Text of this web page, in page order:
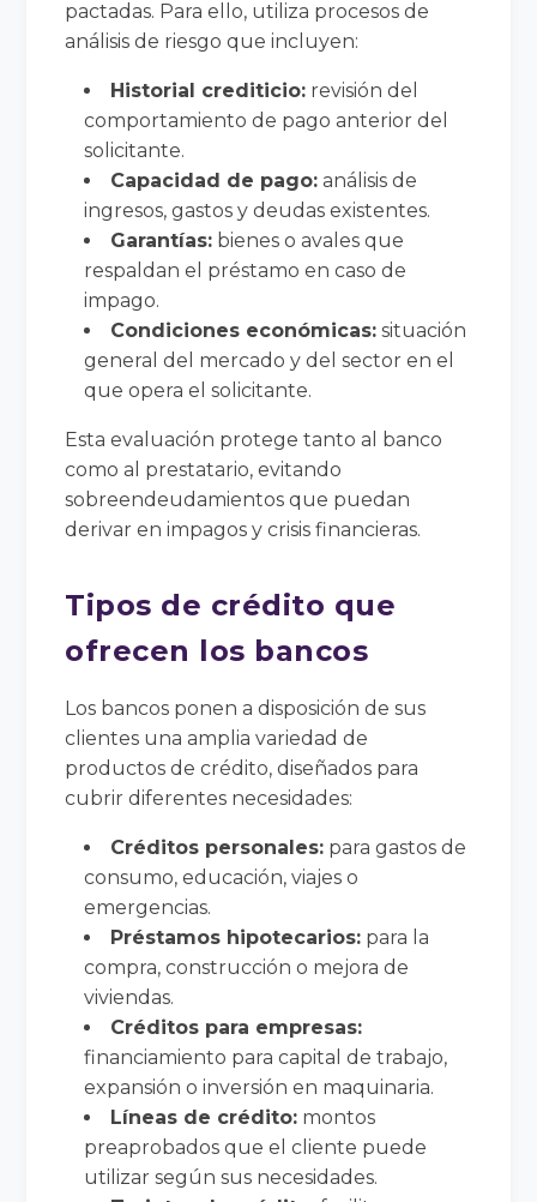
pactadas. Para ello, utiliza procesos de
análisis de riesgo que incluyen:
Historial crediticio: revisión del
comportamiento de pago anterior del
solicitante.
Capacidad de pago: análisis de
ingresos, gastos y deudas existentes.
Garantías: bienes o avales que
respaldan el préstamo en caso de
impago.
Condiciones económicas: situación
general del mercado y del sector en el
que opera el solicitante.
Esta evaluación protege tanto al banco
como al prestatario, evitando
sobreendeudamientos que puedan
derivar en impagos y crisis financieras.
Tipos de crédito que
ofrecen los bancos
Los bancos ponen a disposición de sus
clientes una amplia variedad de
productos de crédito, diseñados para
cubrir diferentes necesidades:
Créditos personales: para gastos de
consumo, educación, viajes o
emergencias.
Préstamos hipotecarios: para la
compra, construcción o mejora de
viviendas.
Créditos para empresas:
financiamiento para capital de trabajo,
expansión o inversión en maquinaria.
Líneas de crédito: montos
preaprobados que el cliente puede
utilizar según sus necesidades.